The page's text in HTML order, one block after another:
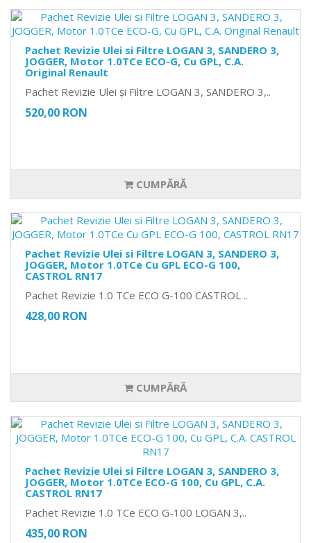
Pachet Revizie Ulei si Filtre LOGAN 3, SANDERO 3,
JOGGER, Motor 1.0TCe ECO-G, Cu GPL, C.A.
Original Renault
Pachet Revizie Ulei și Filtre LOGAN 3, SANDERO 3,..
520,00 RON
CUMPĂRĂ
Pachet Revizie Ulei si Filtre LOGAN 3, SANDERO 3,
JOGGER, Motor 1.0TCe Cu GPL ECO-G 100,
CASTROL RN17
Pachet Revizie 1.0 TCe ECO G-100 CASTROL ..
428,00 RON
CUMPĂRĂ
Pachet Revizie Ulei si Filtre LOGAN 3, SANDERO 3,
JOGGER, Motor 1.0TCe ECO-G 100, Cu GPL, C.A.
CASTROL RN17
Pachet Revizie 1.0 TCe ECO G-100 LOGAN 3,..
435,00 RON